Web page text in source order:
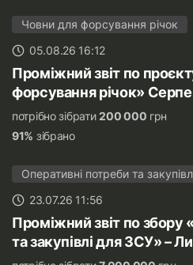
Човни для форсування річок
05.08.26 16:12
Проміжний звіт по
форсування річок»
потрібно зібрати200 000 грн
91% зібрано
Оперативні потреби та
23.07.26 11:56
Проміжний звіт по збору
та закупівлі для ЗСУ» –